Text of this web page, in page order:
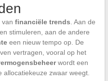
van financiële trends . Aan de
stimuleren, aan de andere
een nieuw tempo op. De
vertragen, vooral op het
wordt een
zwaar weegt.